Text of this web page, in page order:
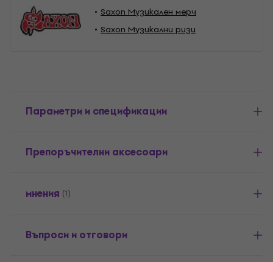
Saxon Музикален мерч
Saxon Музикални ризи
Параметри и спецификации
Препоръчителни аксесоари
мнения (1)
Въпроси и отговори